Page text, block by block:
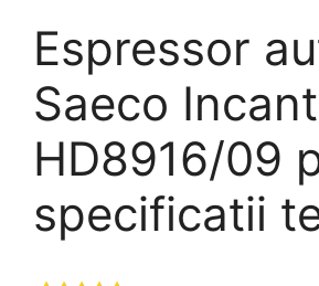
Espressor
Saeco
HD8916/09
specificatii